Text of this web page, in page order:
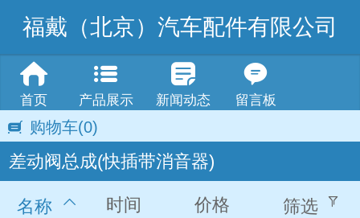
福戴（北京）汽车配件有限公司
首页 产品展示 新闻动态 留言板
购物车(0)
差动阀总成(快插带消音器)
名称 时间 价格 筛选